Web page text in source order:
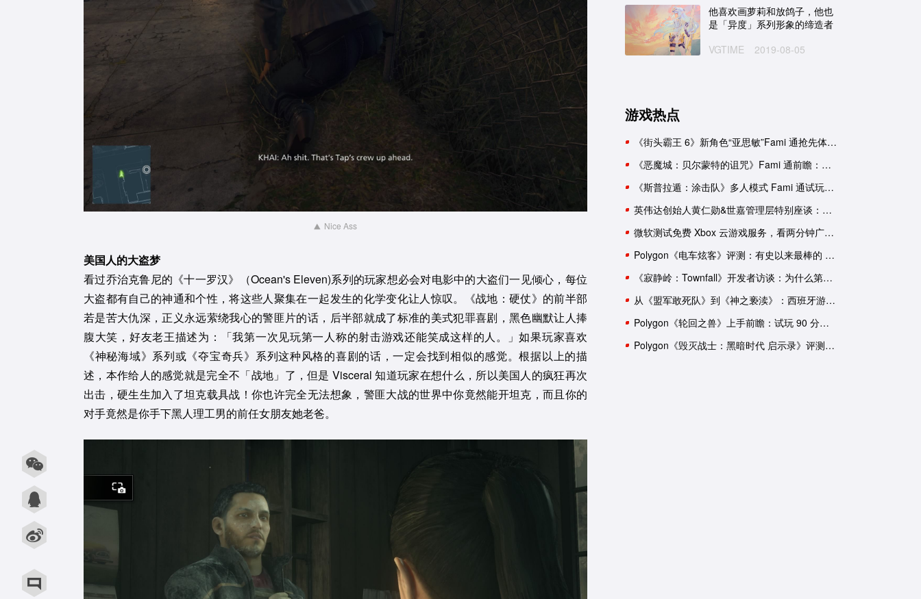
Nice Ass
美国人的大盗梦
看过乔治克鲁尼的《十一罗汉》（Ocean's Eleven)系列的玩家想必会对电影中的大盗们一见倾心，每位
大盗都有自己的神通和个性，将这些人聚集在一起发生的化学变化让人惊叹。《战地：硬仗》的前半部
若是苦大仇深，正义永远萦绕我心的警匪片的话，后半部就成了标准的美式犯罪喜剧，黑色幽默让人捧
腹大笑，好友老王描述为：「我第一次见玩第一人称的射击游戏还能笑成这样的人。」如果玩家喜欢
《神秘海域》系列或《夺宝奇兵》系列这种风格的喜剧的话，一定会找到相似的感觉。根据以上的描
述，本作给人的感觉就是完全不「战地」了，但是 Visceral 知道玩家在想什么，所以美国人的疯狂再次
出击，硬生生加入了坦克载具战！你也许完全无法想象，警匪大战的世界中你竟然能开坦克，而且你的
对手竟然是你手下黑人理工男的前任女朋友她老爸。
他喜欢画萝莉和放鸽子，他也
是「异度」系列形象的缔造者
VGTIME
2019-08-05
游戏热点
《街头霸王 6》新角色“亚思敏”Fami 通抢先体验报告
《恶魔城：贝尔蒙特的诅咒》Fami 通前瞻：要素杂糅的新生《恶魔城》
《斯普拉遁：涂击队》多人模式 Fami 通试玩：与好友并肩推进故事
英伟达创始人黄仁勋&世嘉管理层特别座谈：一次改变命运的邂逅
微软测试免费 Xbox 云游戏服务，看两分钟广告可用一小时
Polygon《电车炫客》评测：有史以来最棒的 3D 索尼克游戏！
《寂静岭：Townfall》开发者访谈：为什么第一人称比第三人称恐怖
从《盟军敢死队》到《神之亵渎》：西班牙游戏工作室盘点
Polygon《轮回之兽》上手前瞻：试玩 90 分钟后，我依然有一肚子疑惑
Polygon《毁灭战士：黑暗时代 启示录》评测：轰轰烈烈的谢幕演出？
用微信扫描二维码
用QQ扫描二维码